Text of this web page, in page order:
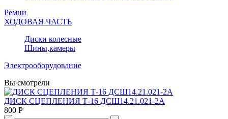
Ремни
ХОДОВАЯ ЧАСТЬ
Диски колесные
Шины,камеры
Электрооборудование
Вы смотрели
ДИСК СЦЕПЛЕНИЯ Т-16 ДСШ14.21.021-2А
800 Р